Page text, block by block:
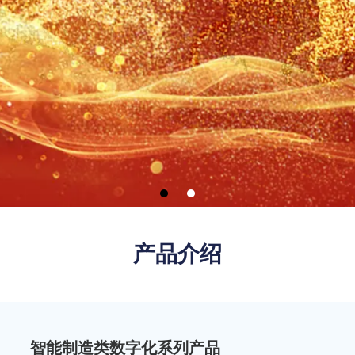
产品介绍
智能制造类数字化系列产品